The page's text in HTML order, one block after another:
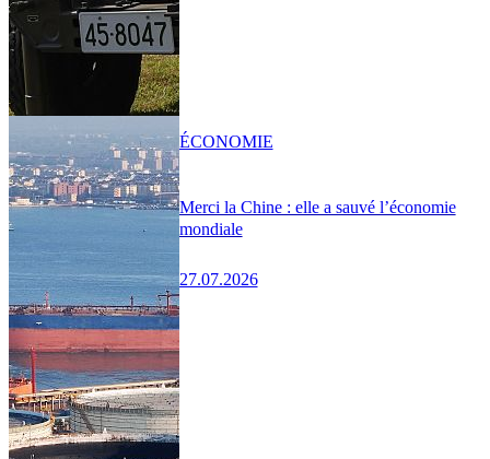
Merci la Chine : elle a sauvé l’économie
mondiale
27.07.2026
ÉCONOMIE